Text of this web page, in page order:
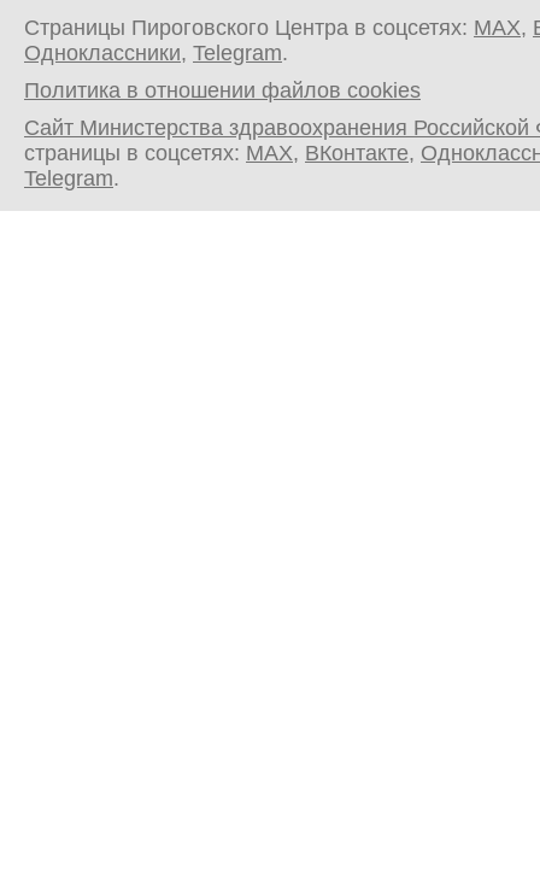
Страницы Пироговского Центра в соцсетях: MAX,
Одноклассники, Telegram.
Политика в отношении файлов cookies
Сайт Министерства здравоохранения
страницы в соцсетях: MAX, ВКонтакте,
Telegram.